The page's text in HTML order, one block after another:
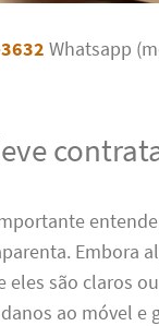
Whatsapp
Embora
eles são claros
ao móvel